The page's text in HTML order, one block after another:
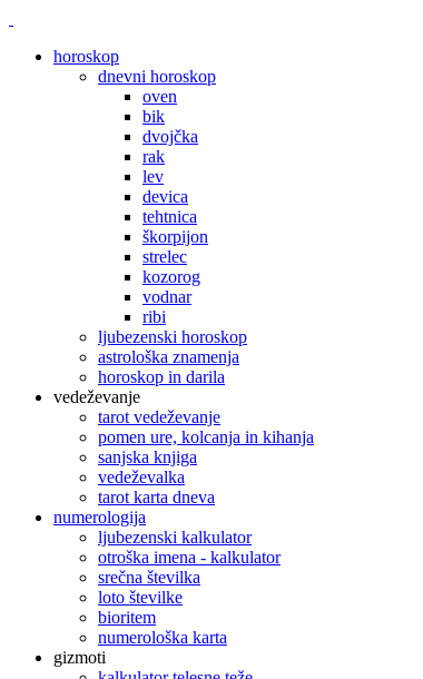
horoskop
dnevni horoskop
oven
bik
dvojčka
rak
lev
devica
tehtnica
škorpijon
strelec
kozorog
vodnar
ribi
ljubezenski horoskop
astrološka znamenja
horoskop in darila
vedeževanje
tarot vedeževanje
pomen ure, kolcanja in kihanja
sanjska knjiga
vedeževalka
tarot karta dneva
numerologija
ljubezenski kalkulator
otroška imena - kalkulator
srečna številka
loto številke
bioritem
numerološka karta
gizmoti